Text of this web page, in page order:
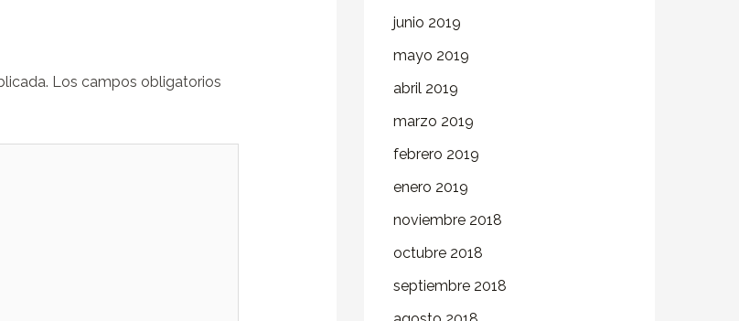
Los campos obligatorios
junio 2019
mayo 2019
abril 2019
marzo 2019
febrero 2019
enero 2019
noviembre 2018
octubre 2018
septiembre 2018